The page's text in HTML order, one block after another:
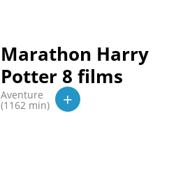
Marathon Harry
Potter 8 films
Aventure
(1162 min) +